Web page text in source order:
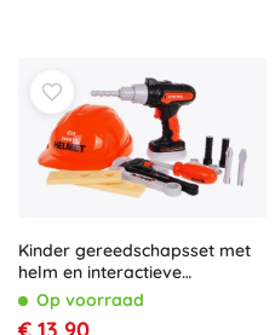
Kinder gereedschapsset met
helm en interactieve
boormachine
Op voorraad
€ 13,90